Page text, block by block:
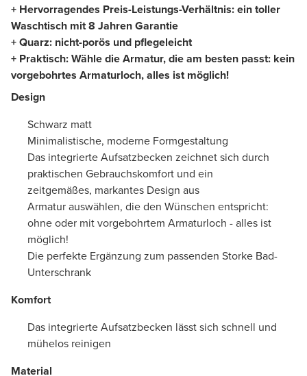
+ Hervorragendes Preis-Leistungs-Verhältnis: ein toller
Waschtisch mit 8 Jahren Garantie
+ Quarz: nicht-porös und pflegeleicht
+ Praktisch: Wähle die Armatur, die am besten passt: kein
vorgebohrtes Armaturloch, alles ist möglich!
Design
Schwarz matt
Minimalistische, moderne Formgestaltung
Das integrierte Aufsatzbecken zeichnet sich durch
praktischen Gebrauchskomfort und ein
zeitgemäßes, markantes Design aus
Armatur auswählen, die den Wünschen entspricht:
ohne oder mit vorgebohrtem Armaturloch - alles ist
möglich!
Die perfekte Ergänzung zum passenden Storke Bad-
Unterschrank
Komfort
Das integrierte Aufsatzbecken lässt sich schnell und
mühelos reinigen
Material